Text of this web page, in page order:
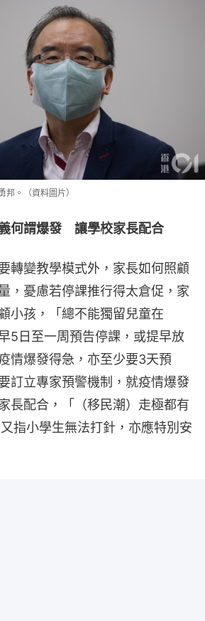
邦。（資料圖片）
何謂爆發　讓學校家長配合
轉變教學模式外，家長如何照顧
，憂慮若停課推行得太倉促，家
小孩，「總不能獨留兒童在
5日至一周預告停課，或提早放
情爆發得急，亦至少要3天預
訂立專家預警機制，就疫情爆發
長配合，「（移民潮）走極都有
指小學生無法打針，亦應特別安